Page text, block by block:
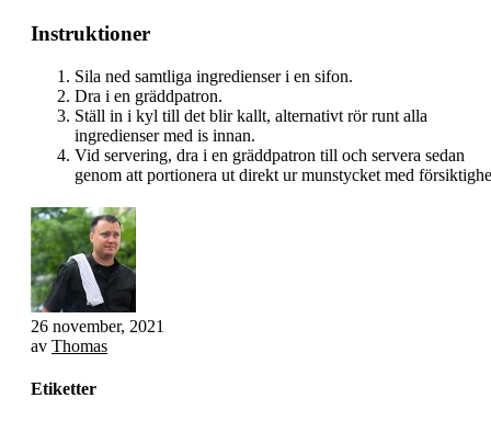
Instruktioner
Sila ned samtliga ingredienser i en sifon.
Dra i en gräddpatron.
Ställ in i kyl till det blir kallt, alternativt rör runt alla
ingredienser med is innan.
Vid servering, dra i en gräddpatron till och servera sedan
genom att portionera ut direkt ur munstycket med
26 november, 2021
av Thomas
Etiketter